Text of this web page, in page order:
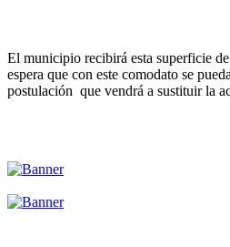
El municipio recibirá esta superficie
espera que con este comodato se
postulación que vendrá a sustituir la